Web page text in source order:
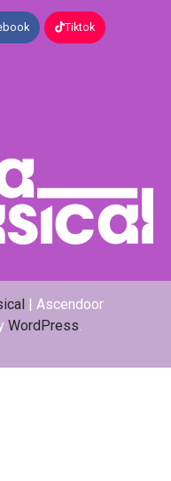
Tiktok
| Ascendoor
WordPress